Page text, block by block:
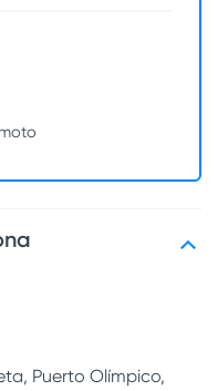
Puerto Olímpico,